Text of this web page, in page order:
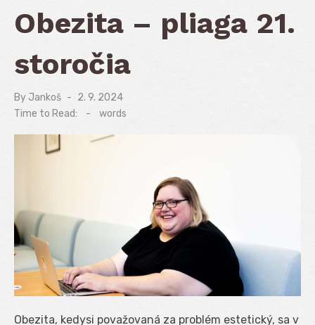
Obezita – pliaga 21.
storočia
By Jankoš
Posted
2. 9. 2024
Time to Read:
- words
Obezita, kedysi považovaná za problém estetický, sa v